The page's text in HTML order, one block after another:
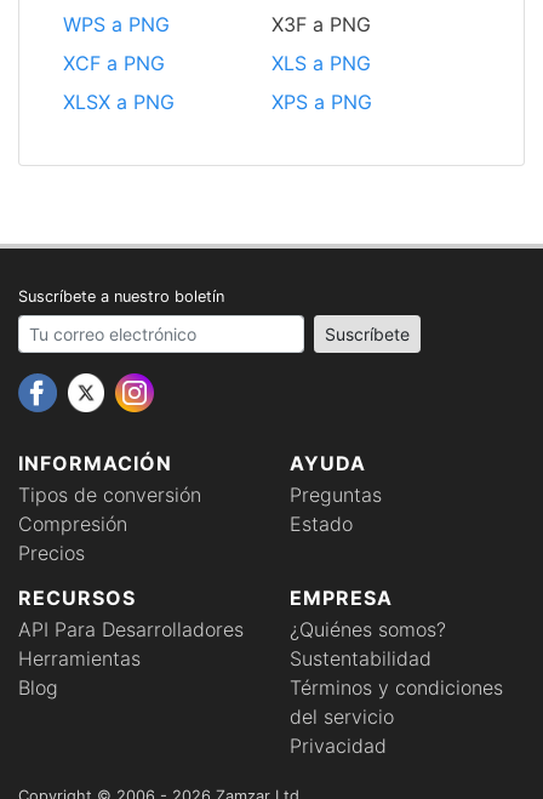
WPS a PNG
X3F a PNG
XCF a PNG
XLS a PNG
XLSX a PNG
XPS a PNG
INFORMACIÓN
Tipos de conversión
Compresión
Precios
AYUDA
Preguntas
Estado
RECURSOS
API Para Desarrolladores
Herramientas
Blog
EMPRESA
¿Quiénes somos?
Sustentabilidad
Términos y condiciones
del servicio
Privacidad
Suscríbete a nuestro boletín
Your email address Suscríbete